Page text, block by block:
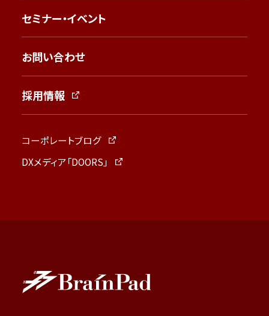
セミナー・イベント
お問い合わせ
採用情報
コーポレートブログ
DXメディア「DOORS」